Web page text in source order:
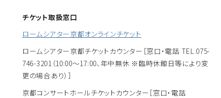
チケット取扱窓口
ロームシアター京都オンラインチケット
ロームシアター京都チケットカウンター ［窓口・電話 TEL.075-
746-3201（10:00～17:00、年中無休 ※臨時休館日等により変
更の場合あり）］
京都コンサートホールチケットカウンター ［窓口・電話